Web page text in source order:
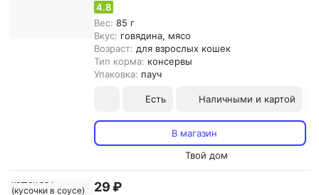
4.8
Вес: 85 г
Вкус: говядина, мясо
Возраст: для взрослых кошек
Тип корма: консервы
Упаковка: пауч
Есть Наличными и картой
В магазин
Твой дом
29 ₽